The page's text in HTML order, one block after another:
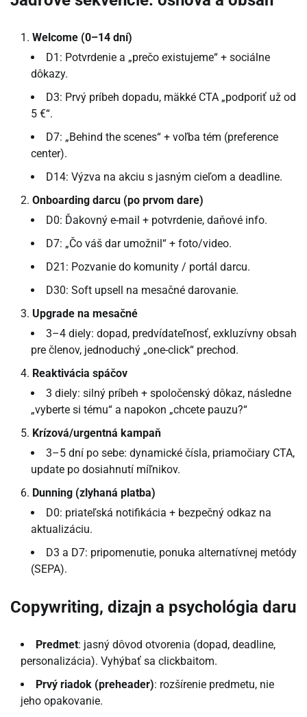
Welcome (0–14 dní)
D1: Potvrdenie a „prečo existujeme“ + sociálne
dôkazy.
D3: Prvý príbeh dopadu, mäkké CTA „podporiť už od
5 €“.
D7: „Behind the scenes“ + voľba tém (preference
center).
D14: Výzva na akciu s jasným cieľom a deadline.
Onboarding darcu (po prvom dare)
D0: Ďakovný e-mail + potvrdenie, daňové info.
D7: „Čo váš dar umožnil“ + foto/video.
D21: Pozvanie do komunity / portál darcu.
D30: Soft upsell na mesačné darovanie.
Upgrade na mesačné
3–4 diely: dopad, predvídateľnosť, exkluzívny obsah
pre členov, jednoduchý „one-click“ prechod.
Reaktivácia spáčov
3 diely: silný príbeh + spoločenský dôkaz, následne
„vyberte si tému“ a napokon „chcete pauzu?“
Krízová/urgentná kampaň
3–5 dní po sebe: dynamické čísla, priamočiary CTA,
update po dosiahnutí míľnikov.
Dunning (zlyhaná platba)
D0: priateľská notifikácia + bezpečný odkaz na
aktualizáciu.
D3 a D7: pripomenutie, ponuka alternatívnej metódy
(SEPA).
Copywriting, dizajn a psychológia daru
Predmet: jasný dôvod otvorenia (dopad, deadline,
personalizácia). Vyhýbať sa clickbaitom.
Prvý riadok (preheader): rozšírenie predmetu, nie
jeho opakovanie.